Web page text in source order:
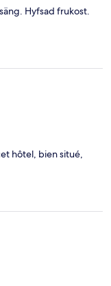
Hyfsad frukost.
hôtel, bien situé,